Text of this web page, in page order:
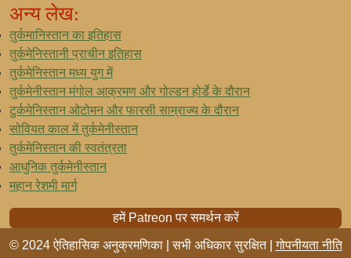
अन्य लेख:
तुर्कमानिस्तान का इतिहास
तुर्कमेनिस्तानी प्राचीन इतिहास
तुर्कमेनिस्तान मध्य युग में
तुर्कमेनीस्तान मंगोल आक्रमण और गोल्डन होर्डे के दौरान
टुर्कमेनिस्तान ओटोमन और फारसी साम्राज्य के दौरान
सोवियत काल में तुर्कमेनीस्तान
तुर्कमेनिस्तान की स्वतंत्रता
आधुनिक तुर्कमेनीस्तान
महान रेशमी मार्ग
हमें Patreon पर समर्थन करें
© 2024 ऐतिहासिक अनुक्रमणिका | सभी अधिकार सुरक्षित |गोपनीयता नीति